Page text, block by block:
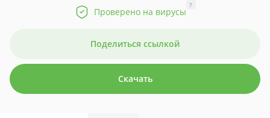
Проверено на вирусы
?
Поделиться ссылкой
Скачать